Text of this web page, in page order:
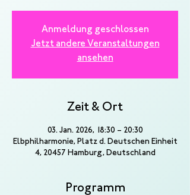
Anmeldung geschlossen
Jetzt andere Veranstaltungen
ansehen
Zeit & Ort
03. Jan. 2026, 18:30 – 20:30
Elbphilharmonie, Platz d. Deutschen Einheit
4, 20457 Hamburg, Deutschland
Programm